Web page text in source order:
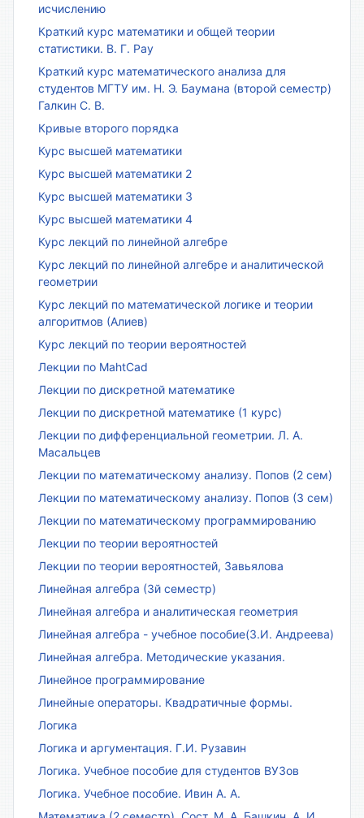
исчислению
Краткий курс математики и общей теории
статистики. В. Г. Рау
Краткий курс математического анализа для
студентов МГТУ им. Н. Э. Баумана (второй семестр)
Галкин С. В.
Кривые второго порядка
Курс высшей математики
Курс высшей математики 2
Курс высшей математики 3
Курс высшей математики 4
Курс лекций по линейной алгебре
Курс лекций по линейной алгебре и аналитической
геометрии
Курс лекций по математической логике и теории
алгоритмов (Алиев)
Курс лекций по теории вероятностей
Лекции по MahtCad
Лекции по дискретной математике
Лекции по дискретной математике (1 курс)
Лекции по дифференциальной геометрии. Л. А.
Масальцев
Лекции по математическому анализу. Попов (2 сем)
Лекции по математическому анализу. Попов (3 сем)
Лекции по математическому программированию
Лекции по теории вероятностей
Лекции по теории вероятностей, Завьялова
Линейная алгебра (3й семестр)
Линейная алгебра и аналитическая геометрия
Линейная алгебра - учебное пособие(З.И. Андреева)
Линейная алгебра. Методические указания.
Линейное программирование
Линейные операторы. Квадратичные формы.
Логика
Логика и аргументация. Г.И. Рузавин
Логика. Учебное пособие для студентов ВУЗов
Логика. Учебное пособие. Ивин А. А.